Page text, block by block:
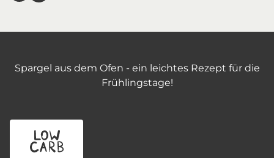
Spargel aus dem Ofen - ein leichtes Rezept für die
Frühlingstage!